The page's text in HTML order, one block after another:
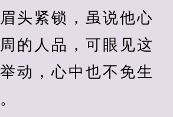
紧锁，虽说他心
的人品，可眼见这
动，心中也不免生